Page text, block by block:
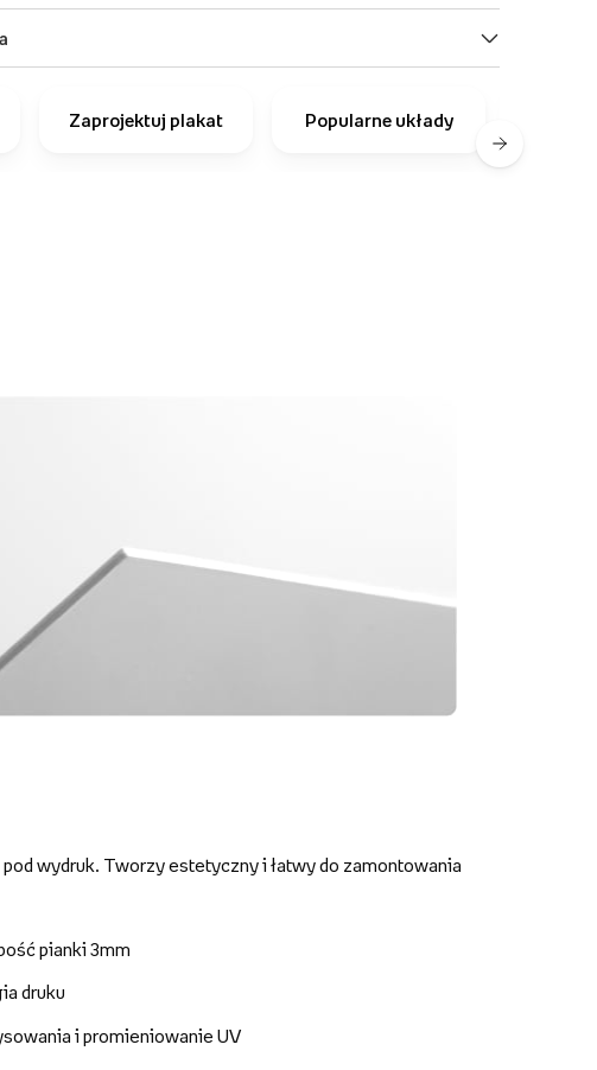
Zaprojektuj plakat Popularne układy
wydruk. Tworzy estetyczny i łatwy do zamontowania
pianki 3mm
druku
i promieniowanie UV